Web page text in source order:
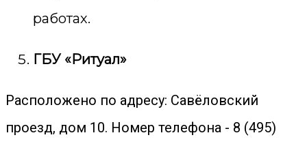
работах.
ГБУ «Ритуал»
Расположено по адресу: Савёловский
проезд, дом 10. Номер телефона - 8 (495)